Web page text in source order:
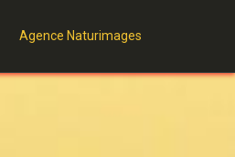
Agence Naturimages